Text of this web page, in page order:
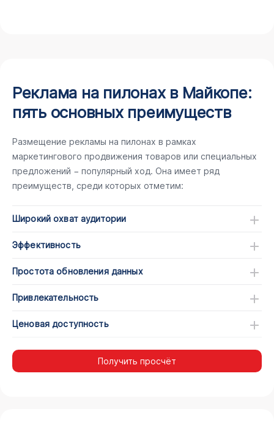
Реклама на пилонах в Майкопе:
пять основных преимуществ
Размещение рекламы на пилонах в рамках
маркетингового продвижения товаров или специальных
предложений − популярный ход. Она имеет ряд
преимуществ, среди которых отметим:
Широкий охват аудитории
Эффективность
Простота обновления данных
Привлекательность
Ценовая доступность
Получить просчёт